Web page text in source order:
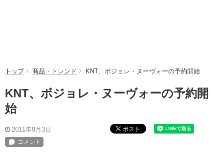
トップ 商品・トレンド KNT、ボジョレ・ヌーヴォーの予約開始
KNT、ボジョレ・ヌーヴォーの予約開
始
2011年9月3日 ポスト